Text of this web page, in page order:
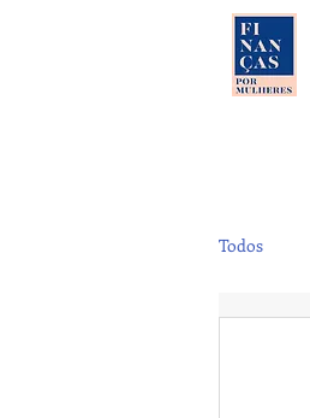
Todos